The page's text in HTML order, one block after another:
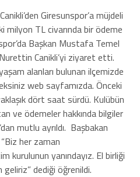
Giresunspor’a müjdeli
milyon TL civarında bir ödeme
Başkan Mustafa Temel
Canikli’yi ziyaret etti.
alanları bulunan ilçemizde
web sayfamızda. Önceki
dört saat sürdü. Kulübün
ve ödemeler hakkında bilgiler
mutlu ayrıldı. Başbakan
“Biz her zaman
kurulunun yanındayız. El birliği
dediği öğrenildi.